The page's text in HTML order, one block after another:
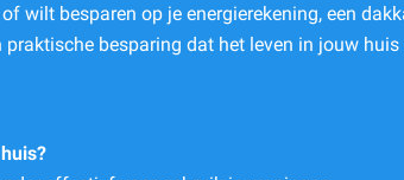
wilt besparen op je energierekening, een
besparing dat het leven in jouw